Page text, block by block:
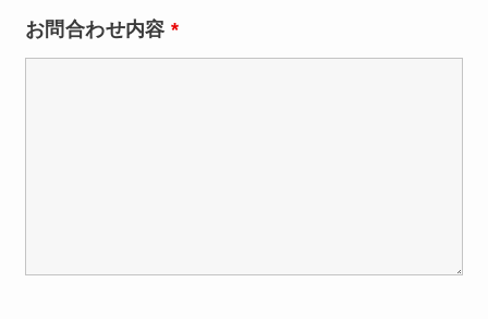
お問合わせ内容*